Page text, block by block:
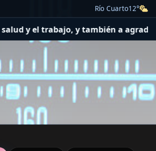
Río Cuarto12°
el trabajo, y también a agradecer El